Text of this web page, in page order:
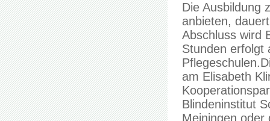
Die Ausbildung
anbieten,
Abschluss wird
Stunden erfolgt
am Elisabeth
Blindeninstitut
Meiningen oder